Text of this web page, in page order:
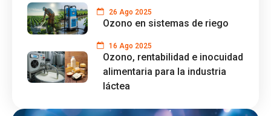
26 Ago 2025
Ozono en sistemas de riego
16 Ago 2025
Ozono, rentabilidad e inocuidad
alimentaria para la industria
láctea